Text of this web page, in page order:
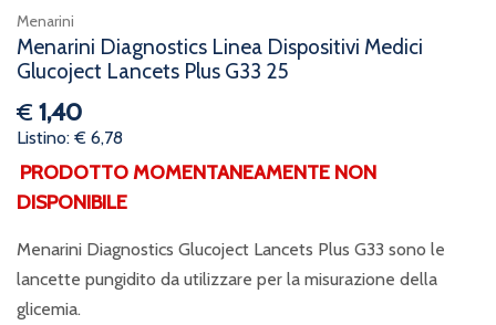
Menarini
Menarini Diagnostics Linea Dispositivi Medici
Glucoject Lancets Plus G33 25
€ 1,40
Listino: € 6,78
PRODOTTO MOMENTANEAMENTE NON
DISPONIBILE
Menarini Diagnostics Glucoject Lancets Plus G33 sono le
lancette pungidito da utilizzare per la misurazione della
glicemia.